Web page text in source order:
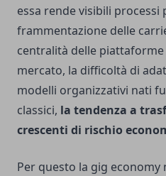
essa rende visibili processi
frammentazione delle
centralità delle
mercato, la difficoltà di
modelli organizzativi nati
classici, la tendenza a
crescenti di rischio
Per questo la gig economy